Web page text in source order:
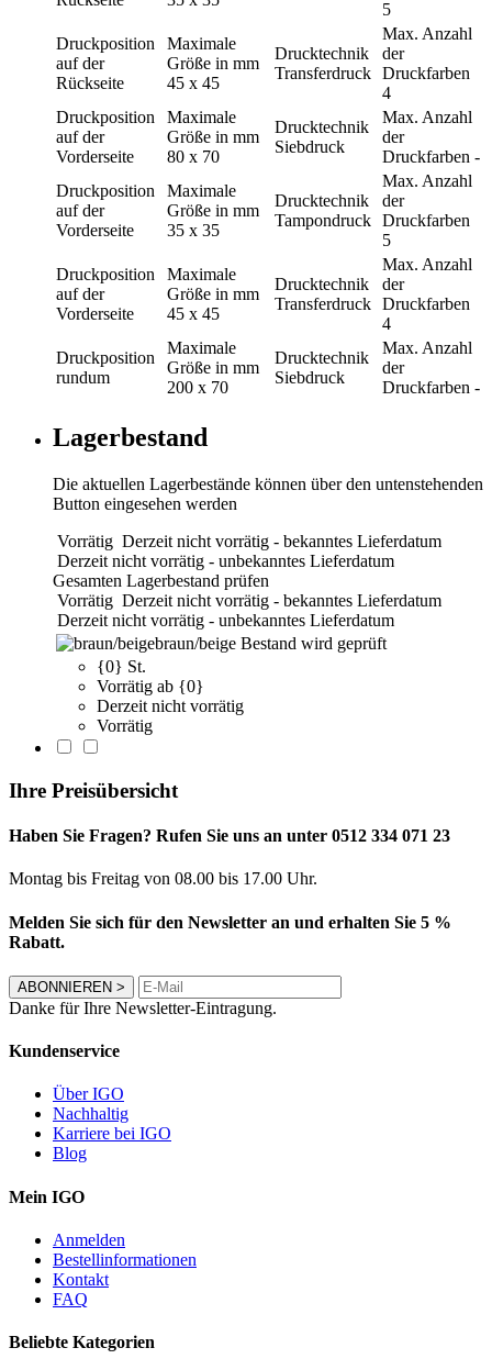
5
Druckposition
auf der
Rückseite
Maximale
Größe in mm
45 x 45
Drucktechnik
Transferdruck
Max. Anzahl
der
Druckfarben
4
Druckposition
auf der
Vorderseite
Maximale
Größe in mm
80 x 70
Drucktechnik
Siebdruck
Max. Anzahl
der
Druckfarben -
Druckposition
auf der
Vorderseite
Maximale
Größe in mm
35 x 35
Drucktechnik
Tampondruck
Max. Anzahl
der
Druckfarben
5
Druckposition
auf der
Vorderseite
Maximale
Größe in mm
45 x 45
Drucktechnik
Transferdruck
Max. Anzahl
der
Druckfarben
4
Druckposition
rundum
Maximale
Größe in mm
200 x 70
Drucktechnik
Siebdruck
Max. Anzahl
der
Druckfarben -
Lagerbestand
Die aktuellen Lagerbestände können über den untenstehenden
Button eingesehen werden
Vorrätig Derzeit nicht vorrätig - bekanntes Lieferdatum
Derzeit nicht vorrätig - unbekanntes Lieferdatum
Gesamten Lagerbestand prüfen
Vorrätig Derzeit nicht vorrätig - bekanntes Lieferdatum
Derzeit nicht vorrätig - unbekanntes Lieferdatum
braun/beige Bestand wird geprüft
{0} St.
Vorrätig ab {0}
Derzeit nicht vorrätig
Vorrätig
Ihre Preisübersicht
Haben Sie Fragen? Rufen Sie uns an unter 0512 334 071 23
Montag bis Freitag von 08.00 bis 17.00 Uhr.
Melden Sie sich für den Newsletter an und erhalten Sie 5 %
Rabatt.
ABONNIEREN >
Danke für Ihre Newsletter-Eintragung.
Kundenservice
Über IGO
Nachhaltig
Karriere bei IGO
Blog
Mein IGO
Anmelden
Bestellinformationen
Kontakt
FAQ
Beliebte Kategorien